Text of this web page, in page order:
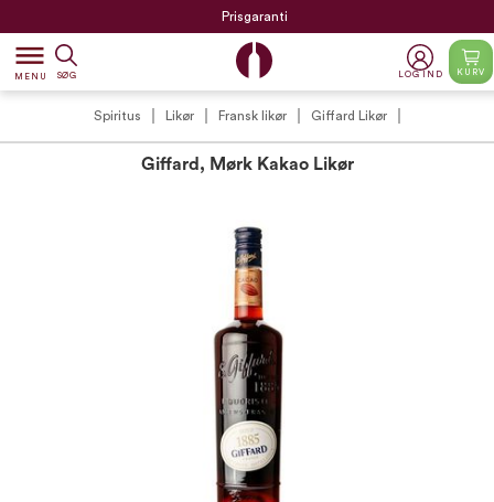
Prisgaranti
dehaze
MENU SØG LOG IND KURV
Spiritus Likør Fransk likør Giffard Likør
Giffard, Mørk Kakao Likør